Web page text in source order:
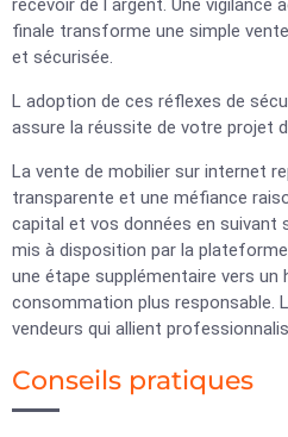
recevoir de l argent. Une vigilance
finale transforme une simple
et sécurisée.
L adoption de ces réflexes de
assure la réussite de votre projet
La vente de mobilier sur internet
transparente et une méfiance
capital et vos données en suivant
mis à disposition par la
une étape supplémentaire vers un
consommation plus responsable.
vendeurs qui allient
Conseils pratiques